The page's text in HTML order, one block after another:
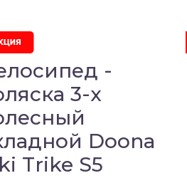
-
3-х
Doona
Trike S5